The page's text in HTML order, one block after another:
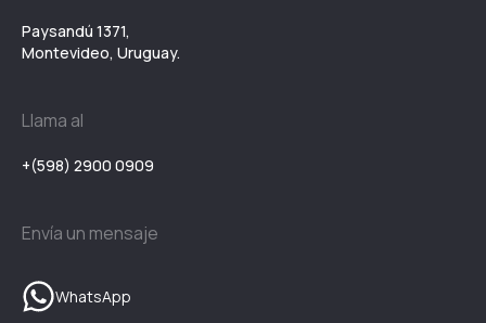
Paysandú 1371,
Montevideo, Uruguay.
Llama al
+(598) 2900 0909
Envía un mensaje
WhatsApp